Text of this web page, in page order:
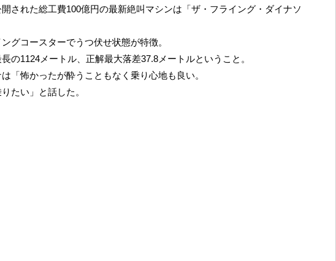
された総工費100億円の最新絶叫マシンは「ザ・フライング・ダイナソ
グコースターでうつ伏せ状態が特徴。
の1124メートル、正解最大落差37.8メートルということ。
「怖かったが酔うこともなく乗り心地も良い。
たい」と話した。